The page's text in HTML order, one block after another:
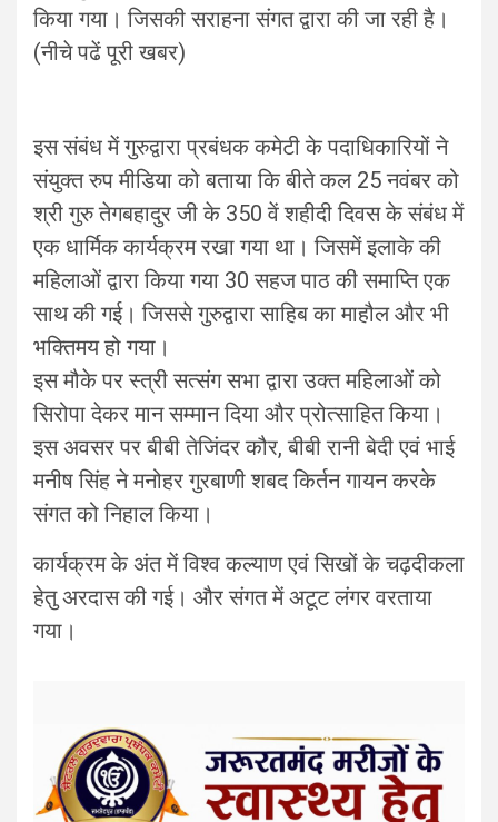
किया गया। जिसकी सराहना संगत द्वारा की जा रही है।
(नीचे पढें पूरी खबर)
इस संबंध में गुरुद्वारा प्रबंधक कमेटी के पदाधिकारियों ने
संयुक्त रुप मीडिया को बताया कि बीते कल 25 नवंबर को
श्री गुरु तेगबहादुर जी के 350 वें शहीदी दिवस के संबंध में
एक धार्मिक कार्यक्रम रखा गया था। जिसमें इलाके की
महिलाओं द्वारा किया गया 30 सहज पाठ की समाप्ति एक
साथ की गई। जिससे गुरुद्वारा साहिब का माहौल और भी
भक्तिमय हो गया।
इस मौके पर स्त्री सत्संग सभा द्वारा उक्त महिलाओं को
सिरोपा देकर मान सम्मान दिया और प्रोत्साहित किया।
इस अवसर पर बीबी तेजिंदर कौर, बीबी रानी बेदी एवं भाई
मनीष सिंह ने मनोहर गुरबाणी शबद किर्तन गायन करके
संगत को निहाल किया।
कार्यक्रम के अंत में विश्व कल्याण एवं सिखों के चढ़दीकला
हेतु अरदास की गई। और संगत में अटूट लंगर वरताया
गया।